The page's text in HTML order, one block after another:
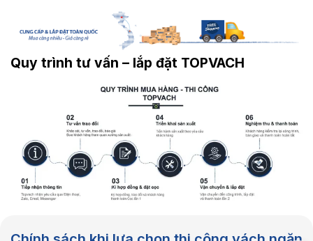
Quy trình tư vấn – lắp đặt TOPVACH